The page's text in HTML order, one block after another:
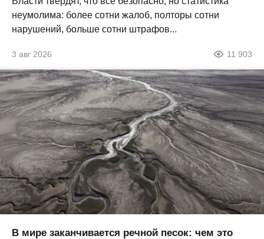
неумолима: более сотни жалоб, полторы сотни
нарушений, больше сотни штрафов...
3 авг 2026 11 903
В мире заканчивается речной песок: чем это